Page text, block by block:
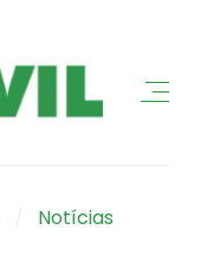
Notícias